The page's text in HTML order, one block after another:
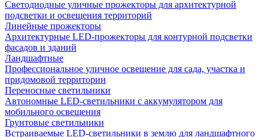
Светодиодные уличные прожекторы для архитектурной
подсветки и освещения территорий
Линейные прожекторы
Архитектурные LED-прожекторы для контурной подсветки
фасадов и зданий
Ландшафтные
Профессиональное уличное освещение для сада, участка и
придомовой территории
Переносные светильники
Автономные LED-светильники с аккумулятором для
мобильного освещения
Грунтовые светильники
Встраиваемые LED-светильники в землю для ландшафтного